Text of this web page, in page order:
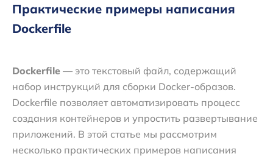
Практические примеры написания
Dockerfile
Dockerfile — это текстовый файл, содержащий
набор инструкций для сборки Docker-образов.
Dockerfile позволяет автоматизировать процесс
создания контейнеров и упростить развертывание
приложений. В этой статье мы рассмотрим
несколько практических примеров написания